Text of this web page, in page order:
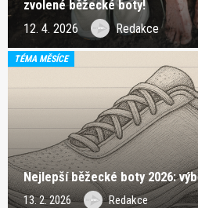
zvolené běžecké boty!
12. 4. 2026 Redakce
TÉMA MĚSÍCE
Nejlepší běžecké boty 2026:
13. 2. 2026 Redakce